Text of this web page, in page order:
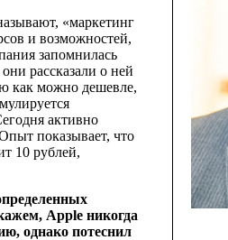
«маркетинг
и возможностей,
запомнилась
рассказали о ней
как можно дешевле,
активно
показывает, что
10 рублей,
Apple никогда
однако потеснил